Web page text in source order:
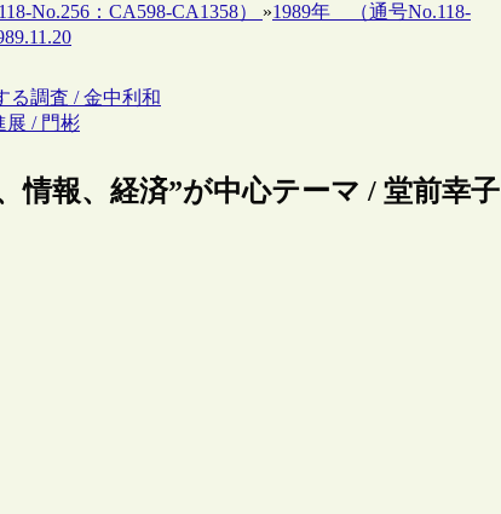
No.256：CA598-CA1358） »1989年 （通号No.118-
る調査 / 金中利和
展 / 門彬
情報、経済”が中心テーマ / 堂前幸子